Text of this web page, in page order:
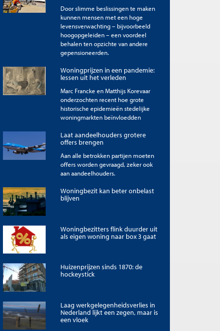
Door slimme beslissingen te maken
kunnen mensen met een hoge
levensverwachting – bijvoorbeeld
hoogopgeleiden – een voordeel
behalen ten opzichte van andere
gepensioneerden.
Woningprijzen in een pandemie:
lessen uit het verleden
Marc Francke en Matthijs Korevaar
onderzochten recent hoe grote
historische epidemieën stedelijke
woningmarkten beïnvloedden
Laat aandeelhouders grotere
offers brengen
Aan alle betrokken partijen moeten
offers worden gevraagd, zeker ook
aan aandeelhouders.
Woningbezit kan beter onbelast
blijven
Woningbezitters flink duurder uit
als eigen woning naar box 3 gaat
Huizenprijzen sinds 1870: de
hockeystick
Laag werkgelegenheidsverlies in
Nederland lijkt een zegen, maar is
een vloek